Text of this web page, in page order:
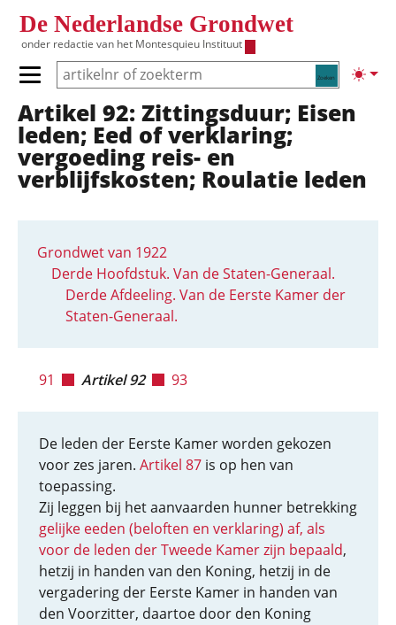
De Nederlandse Grondwet
onder redactie van het Montesquieu Instituut
Zoeken
Primair menu tonen/verbergen
Hoofdnavigatie
Artikel 92: Zittingsduur; Eisen
leden; Eed of verklaring;
vergoeding reis- en
verblijfskosten; Roulatie leden
Grondwet van 1922
Derde Hoofdstuk. Van de Staten-Generaal.
Derde Afdeeling. Van de Eerste Kamer der
Staten-Generaal.
91 Artikel 92 93
De leden der Eerste Kamer worden gekozen
voor zes jaren. Artikel 87 is op hen van
toepassing.
Zij leggen bij het aanvaarden hunner betrekking
gelijke eeden (beloften en verklaring) af, als
voor de leden der Tweede Kamer zijn bepaald,
hetzij in handen van den Koning, hetzij in de
vergadering der Eerste Kamer in handen van
den Voorzitter, daartoe door den Koning